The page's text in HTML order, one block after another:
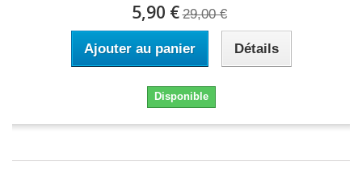
5,90 € 29,00 €
Ajouter au panier Détails
Disponible